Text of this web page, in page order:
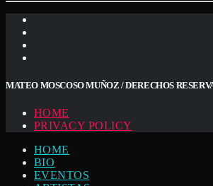
MATEO MOSCOSO MUÑOZ / DERECHOS
HOME
PRIVACY POLICY
HOME
BIO
EVENTOS